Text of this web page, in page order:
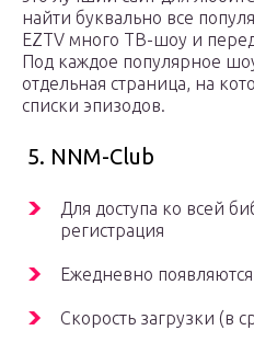
найти буквально все
EZTV много ТВ-шоу и
Под каждое популярное
отдельная страница, на
списки эпизодов.
5. NNM-Club
Для доступа ко всей
регистрация
Ежедневно
Скорость загрузки (в